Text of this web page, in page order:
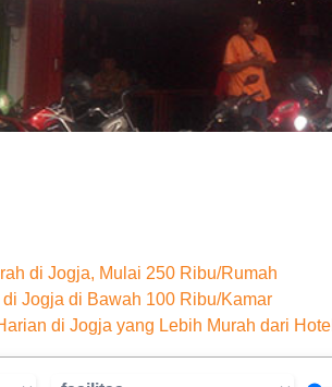
di Jogja, Mulai 250 Ribu/Rumah
Jogja di Bawah 100 Ribu/Kamar
di Jogja yang Lebih Murah dari Hotel